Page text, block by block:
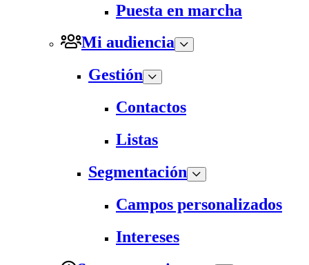
Puesta en marcha
Mi audiencia
Gestión
Contactos
Listas
Segmentación
Campos personalizados
Intereses